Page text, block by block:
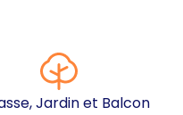
Jardin et Balcon